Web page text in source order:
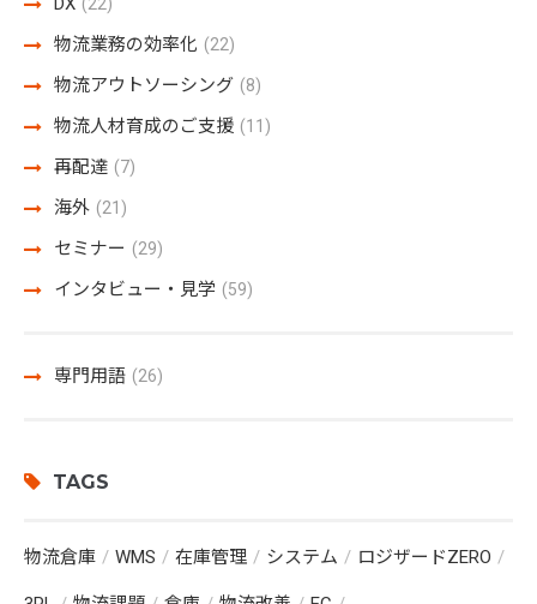
物流業務の効率化 (22)
物流アウトソーシング (8)
物流人材育成のご支援 (11)
再配達 (7)
海外 (21)
セミナー (29)
インタビュー・見学 (59)
専門用語 (26)
TAGS
物流倉庫 WMS 在庫管理 システム ロジザードZERO